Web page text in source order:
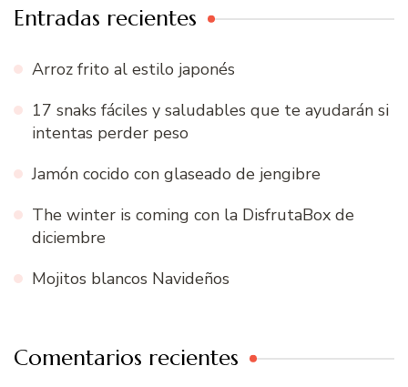
Entradas recientes
Arroz frito al estilo japonés
17 snaks fáciles y saludables que te ayudarán si
intentas perder peso
Jamón cocido con glaseado de jengibre
The winter is coming con la DisfrutaBox de
diciembre
Mojitos blancos Navideños
Comentarios recientes